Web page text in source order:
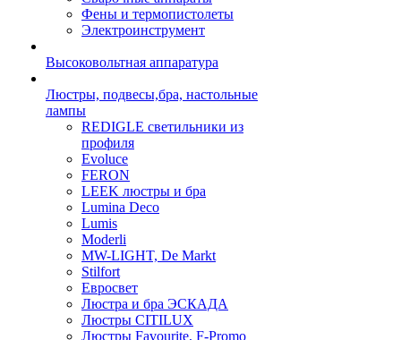
Фены и термопистолеты
Электроинструмент
Высоковольтная аппаратура
Люстры, подвесы,бра, настольные
лампы
REDIGLE светильники из
профиля
Evoluce
FERON
LEEK люстры и бра
Lumina Deco
Lumis
Moderli
MW-LIGHT, De Markt
Stilfort
Евросвет
Люстра и бра ЭСКАДА
Люстры CITILUX
Люстры Favourite, F-Promo